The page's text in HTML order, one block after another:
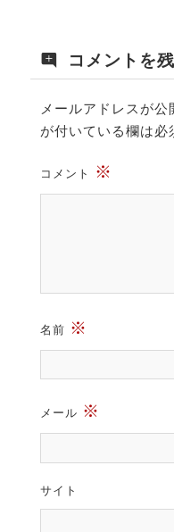
コメントを
メールアドレスが公
が付いている欄は必
コメント ※
名前 ※
メール ※
サイト